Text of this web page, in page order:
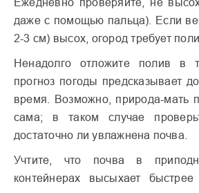
даже с помощью пальца). Если
2-3 см) высох, огород требует
Ненадолго отложите полив в
прогноз погоды предсказывает
время. Возможно, природа-мать
сама; в таком случае
достаточно ли увлажнена почва.
Учтите, что почва в
контейнерах высыхает